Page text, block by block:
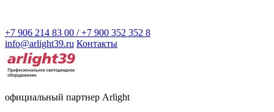
+7 906 214 83 00 / +7 900 352 352 8
info@arlight39.ru Контакты
официальный партнер Arlight